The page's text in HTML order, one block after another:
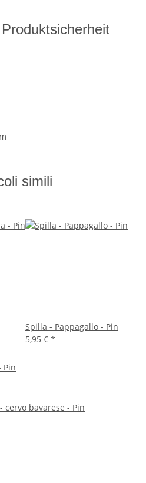
simili
Pin
Spilla - Pappagallo - Pin
5,95 € *